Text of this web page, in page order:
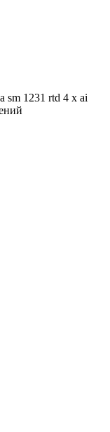
sm 1231 rtd 4 x ai